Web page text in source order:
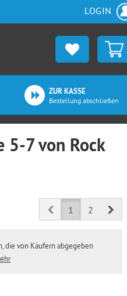
LOGIN
ZUR KASSE
Bestellung abschließen
7 von Rock
Prev1 2 Next
die von Käufern abgegeben